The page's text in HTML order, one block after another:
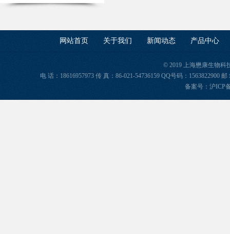
网站首页 关于我们 新闻动态 产品中心
© 2019 上海懋康生物科
电 话：18616957973 传 真：86-021-54736159 QQ号码：1563822900
备案号： 沪ICP